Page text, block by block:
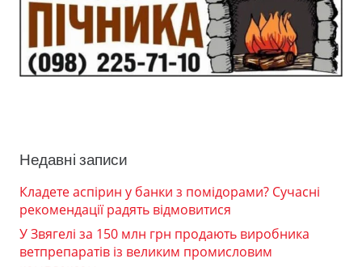
Недавні записи
Кладете аспірин у банки з помідорами? Сучасні
рекомендації радять відмовитися
У Звягелі за 150 млн грн продають виробника
ветпрепаратів із великим промисловим